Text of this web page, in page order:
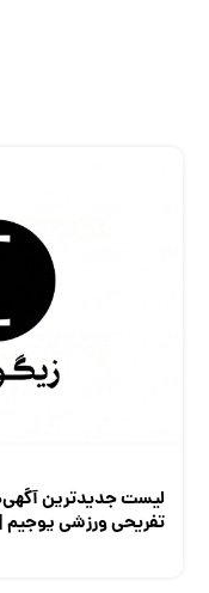
لیست جدیدترین
تفریحی ورزشی یوجیم | ۱۷ مرداد ۱۴۰۵